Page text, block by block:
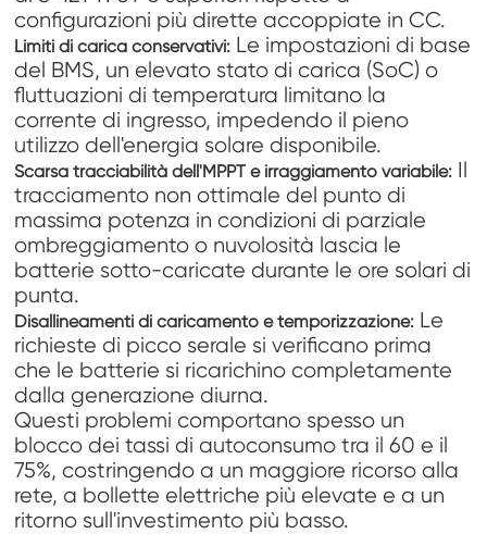
configurazioni più dirette accoppiate in CC.
Limiti di carica conservativi: Le impostazioni di base
del BMS, un elevato stato di carica (SoC) o
fluttuazioni di temperatura limitano la
corrente di ingresso, impedendo il pieno
utilizzo dell'energia solare disponibile.
Scarsa tracciabilità dell'MPPT e irraggiamento variabile: Il
tracciamento non ottimale del punto di
massima potenza in condizioni di parziale
ombreggiamento o nuvolosità lascia le
batterie sotto-caricate durante le ore solari di
punta.
Disallineamenti di caricamento e temporizzazione: Le
richieste di picco serale si verificano prima
che le batterie si ricarichino completamente
dalla generazione diurna.
Questi problemi comportano spesso un
blocco dei tassi di autoconsumo tra il 60 e il
75%, costringendo a un maggiore ricorso alla
rete, a bollette elettriche più elevate e a un
ritorno sull'investimento più basso.